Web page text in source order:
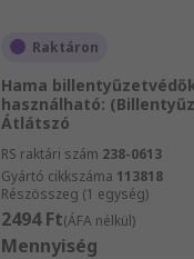
Raktáron
Hama
használható:
Átlátszó
RS raktári szám 238-0613
Gyártó cikkszáma 113818
Részösszeg (1 egység)
2494 Ft(ÁFA nélkül)
Mennyiség